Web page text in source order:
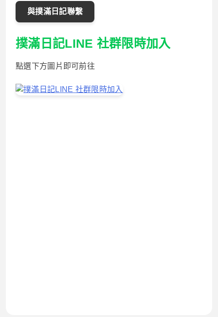
與撲滿日記聯繫
撲滿日記LINE 社群限時加入
點選下方圖片即可前往